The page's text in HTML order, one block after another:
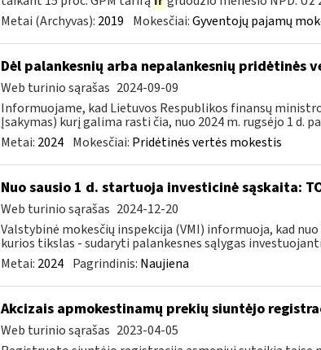
Metai (Archyvas): 2019 Mokesčiai:Gyventojų pajamų
Dėl palankesnių arba nepalankesnių pridėtinės
Web turinio sąrašas 2024-09-09
Informuojame, kad Lietuvos Respublikos finansų
Įsakymas) kurį galima rasti čia, nuo 2024 m. rugsėjo 1 d.
Metai: 2024 Mokesčiai: Pridėtinės vertės mokestis
Nuo sausio 1 d. startuoja investicinė sąskaita:
Web turinio sąrašas 2024-12-20
Valstybinė mokesčių inspekcija (VMI) informuoja, kad
kurios tikslas - sudaryti palankesnes sąlygas
Metai: 2024 Pagrindinis: Naujiena
Akcizais apmokestinamų prekių siuntėjo
Web turinio sąrašas 2023-04-05